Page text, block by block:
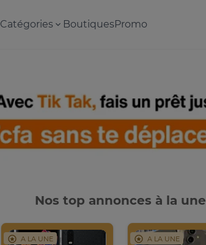
Catégories BoutiquesPromo
Nos top annonces à la une
A LA UNE A LA UNE